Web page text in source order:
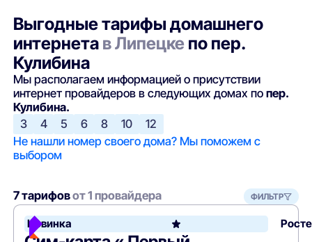
Выгодные тарифы домашнего
интернета в Липецке по пер.
Кулибина
Мы располагаем информацией о присутствии
интернет провайдеров в следующих домах попер.
Кулибина.
3
4 5 6 8 10
12
Не нашли номер своего дома? Мы поможем с
выбором
7 тарифовот 1 провайдера ФИЛЬТР
Новинка